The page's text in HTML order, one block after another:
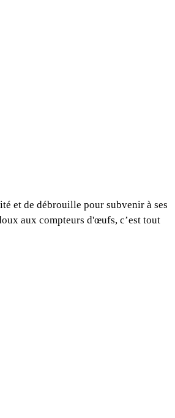
et de débrouille pour subvenir à ses
aux compteurs d'œufs, c’est tout